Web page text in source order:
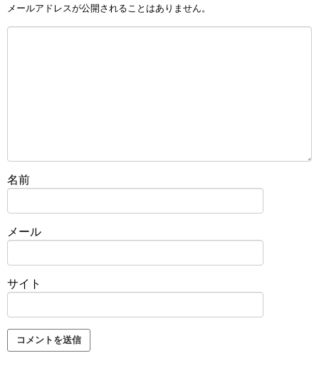
メールアドレスが公開されることはありません。
名前
メール
サイト